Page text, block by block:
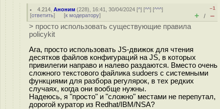
4.214 ,Аноним (228), 16:41, 30/04/2024 [^] [^^] [^^^]
[ответить] [к модератору]
–1
+ / –
> просто использовать существующие правила
policykit
Ага, просто использовать JS-движок для чтения
десятков файлов конфигураций на JS, в которых
привилегии направо и налево раздаются. Вместо очень
сложного текстового файлика sudoers с системными
функциями для разбора регулярок, в тех редких
случаях, когда они вообще нужны.
Надеюсь, я "просто" и "сложно" местами не перепутал,
дорогой куратор из Redhat/IBM/NSA?